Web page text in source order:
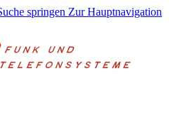
springen Zur Hauptnavigation